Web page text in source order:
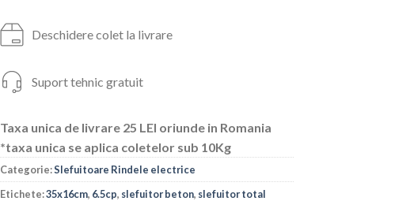
Deschidere colet la livrare
Suport tehnic gratuit
Taxa unica de livrare 25 LEI oriunde in Romania
*taxa unica se aplica coletelor sub 10Kg
Categorie:Slefuitoare Rindele electrice
Etichete:35x16cm, 6.5cp, slefuitor beton, slefuitor total